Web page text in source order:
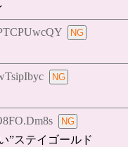
”ステイゴールド